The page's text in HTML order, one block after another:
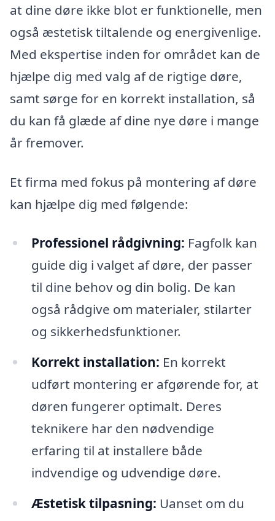
at dine døre ikke blot er funktionelle, men
også æstetisk tiltalende og energivenlige.
Med ekspertise inden for området kan de
hjælpe dig med valg af de rigtige døre,
samt sørge for en korrekt installation, så
du kan få glæde af dine nye døre i mange
år fremover.
Et firma med fokus på montering af døre
kan hjælpe dig med følgende:
Professionel rådgivning: Fagfolk kan
guide dig i valget af døre, der passer
til dine behov og din bolig. De kan
også rådgive om materialer, stilarter
og sikkerhedsfunktioner.
Korrekt installation: En korrekt
udført montering er afgørende for, at
døren fungerer optimalt. Deres
teknikere har den nødvendige
erfaring til at installere både
indvendige og udvendige døre.
Æstetisk tilpasning: Uanset om du